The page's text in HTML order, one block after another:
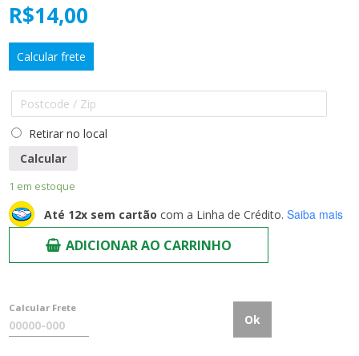
R$14,00
Calcular frete
Retirar no local
Calcular
1 em estoque
Até 12x sem cartão com a Linha de Crédito. Saiba mais
ADICIONAR AO CARRINHO
Calcular Frete
Ok